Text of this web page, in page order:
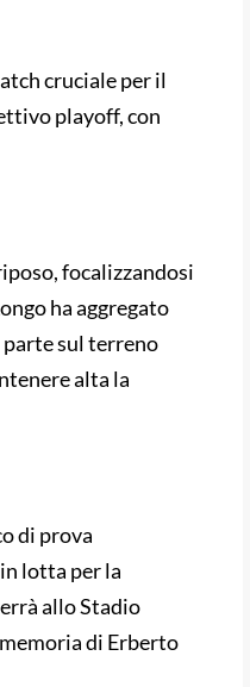
cruciale per il
playoff, con
focalizzandosi
ha aggregato
parte sul terreno
alta la
di prova
lotta per la
allo Stadio
di Erberto